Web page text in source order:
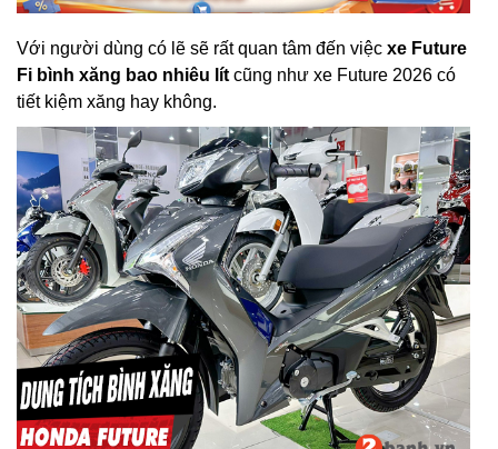
Với người dùng có lẽ sẽ rất quan tâm đến việc xe Future
Fi bình xăng bao nhiêu lít cũng như xe Future 2026 có
tiết kiệm xăng hay không.